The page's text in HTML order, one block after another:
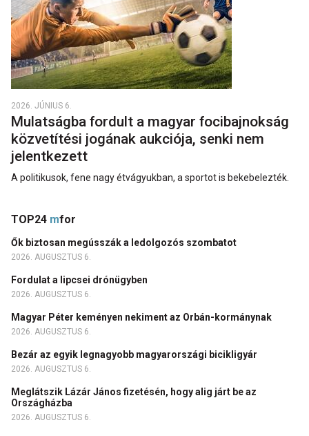
2026. JÚNIUS 6.
Mulatságba fordult a magyar focibajnokság
közvetítési jogának aukciója, senki nem
jelentkezett
A politikusok, fene nagy étvágyukban, a sportot is bekebelezték.
TOP24 mfor
Ők biztosan megússzák a ledolgozós szombatot
2026. AUGUSZTUS 6.
Fordulat a lipcsei drónügyben
2026. AUGUSZTUS 6.
Magyar Péter keményen nekiment az Orbán-kormánynak
2026. AUGUSZTUS 6.
Bezár az egyik legnagyobb magyarországi bicikligyár
2026. AUGUSZTUS 6.
Meglátszik Lázár János fizetésén, hogy alig járt be az
Országházba
2026. AUGUSZTUS 6.